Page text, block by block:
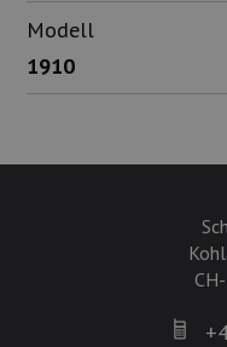
Modell
1910